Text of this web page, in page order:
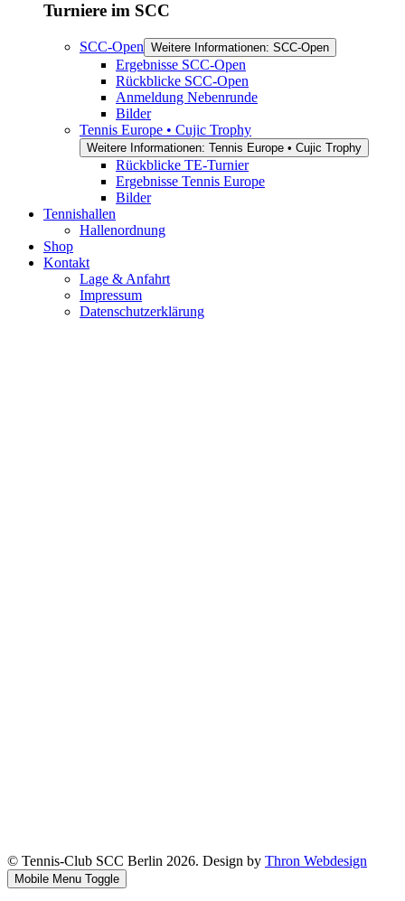
Turniere im SCC
SCC-Open Weitere Informationen: SCC-Open
Ergebnisse SCC-Open
Rückblicke SCC-Open
Anmeldung Nebenrunde
Bilder
Tennis Europe • Cujic Trophy
Weitere Informationen: Tennis Europe • Cujic Trophy
Rückblicke TE-Turnier
Ergebnisse Tennis Europe
Bilder
Tennishallen
Hallenordnung
Shop
Kontakt
Lage & Anfahrt
Impressum
Datenschutzerklärung
© Tennis-Club SCC Berlin 2026. Design by Thron Webdesign
Mobile Menu Toggle